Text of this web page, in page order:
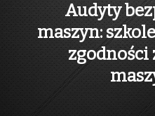
Audyty
maszyn:
zgodności